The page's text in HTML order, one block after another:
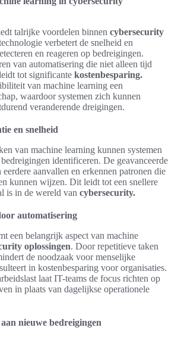
talrijke voordelen binnen cybersecurity
verbetert de snelheid en
en reageren op bedreigingen.
van automatisering die niet alleen tijd
tot significante kostenbesparing.
van machine learning een
waardoor systemen zich kunnen
veranderende dreigingen.
en snelheid
van machine learning kunnen systemen
identificeren. De geavanceerde
aanvallen en erkennen patronen die
kunnen wijzen. Dit leidt tot een snellere
is in de wereld van cybersecurity.
automatisering
een belangrijk aspect van machine
oplossingen. Door repetitieve taken
de noodzaak voor menselijke
in kostenbesparing voor organisaties.
laat IT-teams de focus richten op
in plaats van dagelijkse operationele
nieuwe bedreigingen